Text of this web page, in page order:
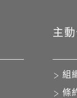
主
組
條